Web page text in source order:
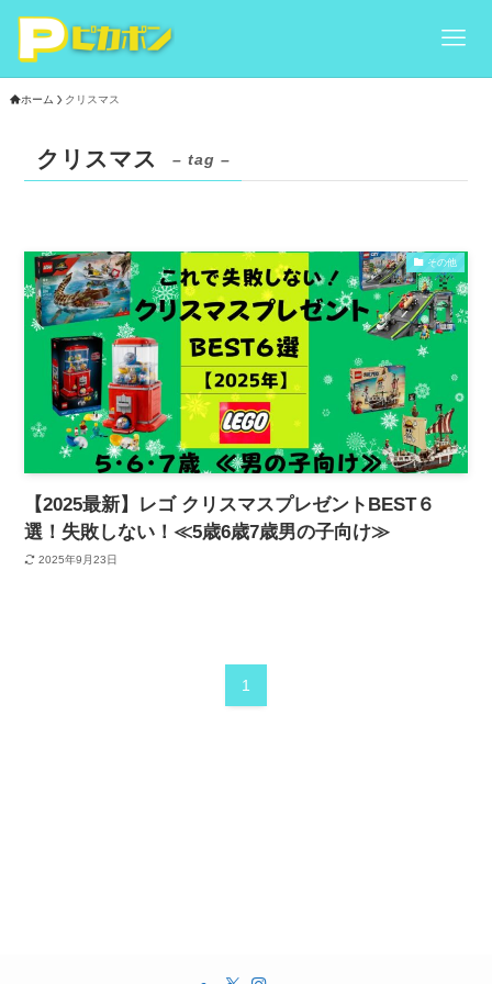
ホーム クリスマス
クリスマス – tag –
その他
【2025最新】レゴ クリスマスプレゼントBEST６
選！失敗しない！≪5歳6歳7歳男の子向け≫
2025年9月23日
1